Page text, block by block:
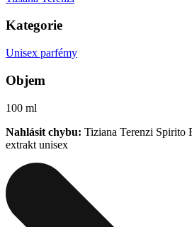
Kategorie
Unisex parfémy
Objem
100 ml
Nahlásit chybu: Tiziana Terenzi Spirito
extrakt unisex